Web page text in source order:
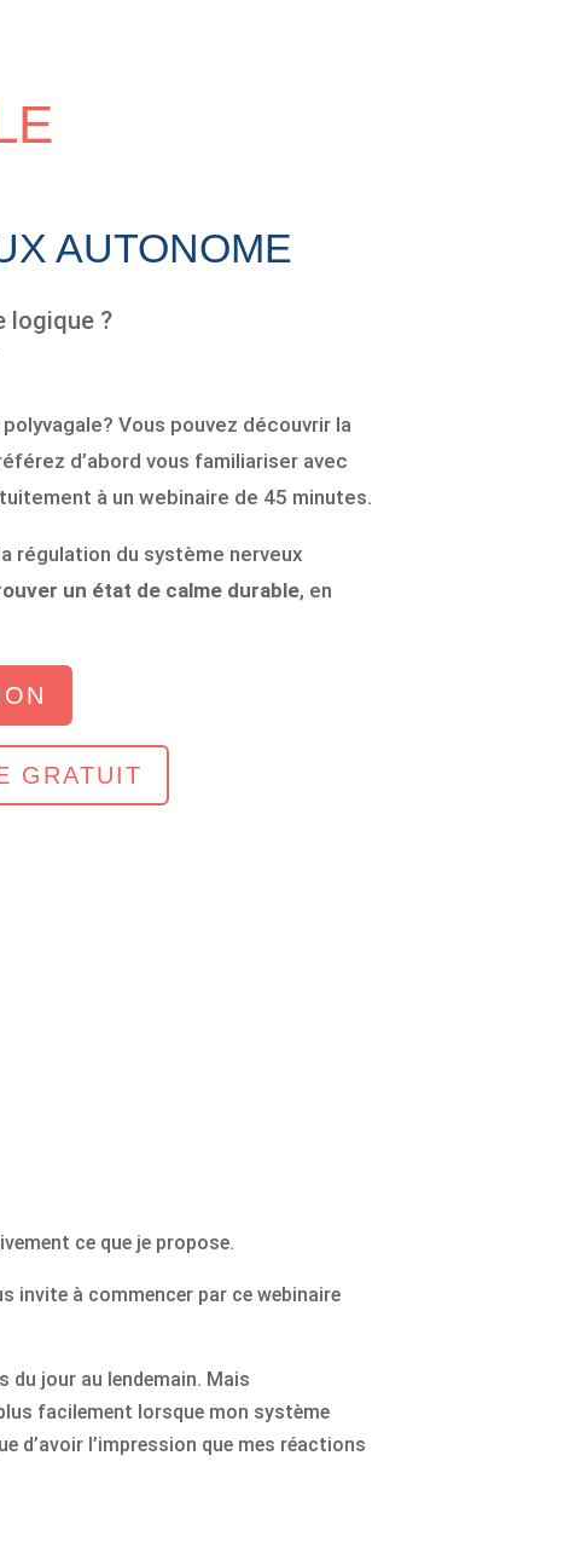
AUTONOME
logique ?
Vous pouvez découvrir la
d’abord vous familiariser avec
à un webinaire de 45 minutes.
régulation du système nerveux
un état de calme durable, en
GRATUIT
ce que je propose.
invite à commencer par ce webinaire
du jour au lendemain. Mais
facilement lorsque mon système
d’avoir l’impression que mes réactions